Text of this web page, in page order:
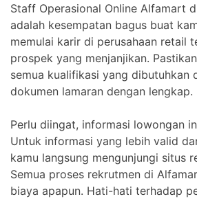
Staff Operasional Online Alfamart
adalah kesempatan bagus buat
memulai karir di perusahaan retail
prospek yang menjanjikan.
semua kualifikasi yang dibutuhkan
dokumen lamaran dengan lengkap.
Perlu diingat, informasi lowongan
Untuk informasi yang lebih valid
kamu langsung mengunjungi situs
Semua proses rekrutmen di
biaya apapun. Hati-hati terhadap